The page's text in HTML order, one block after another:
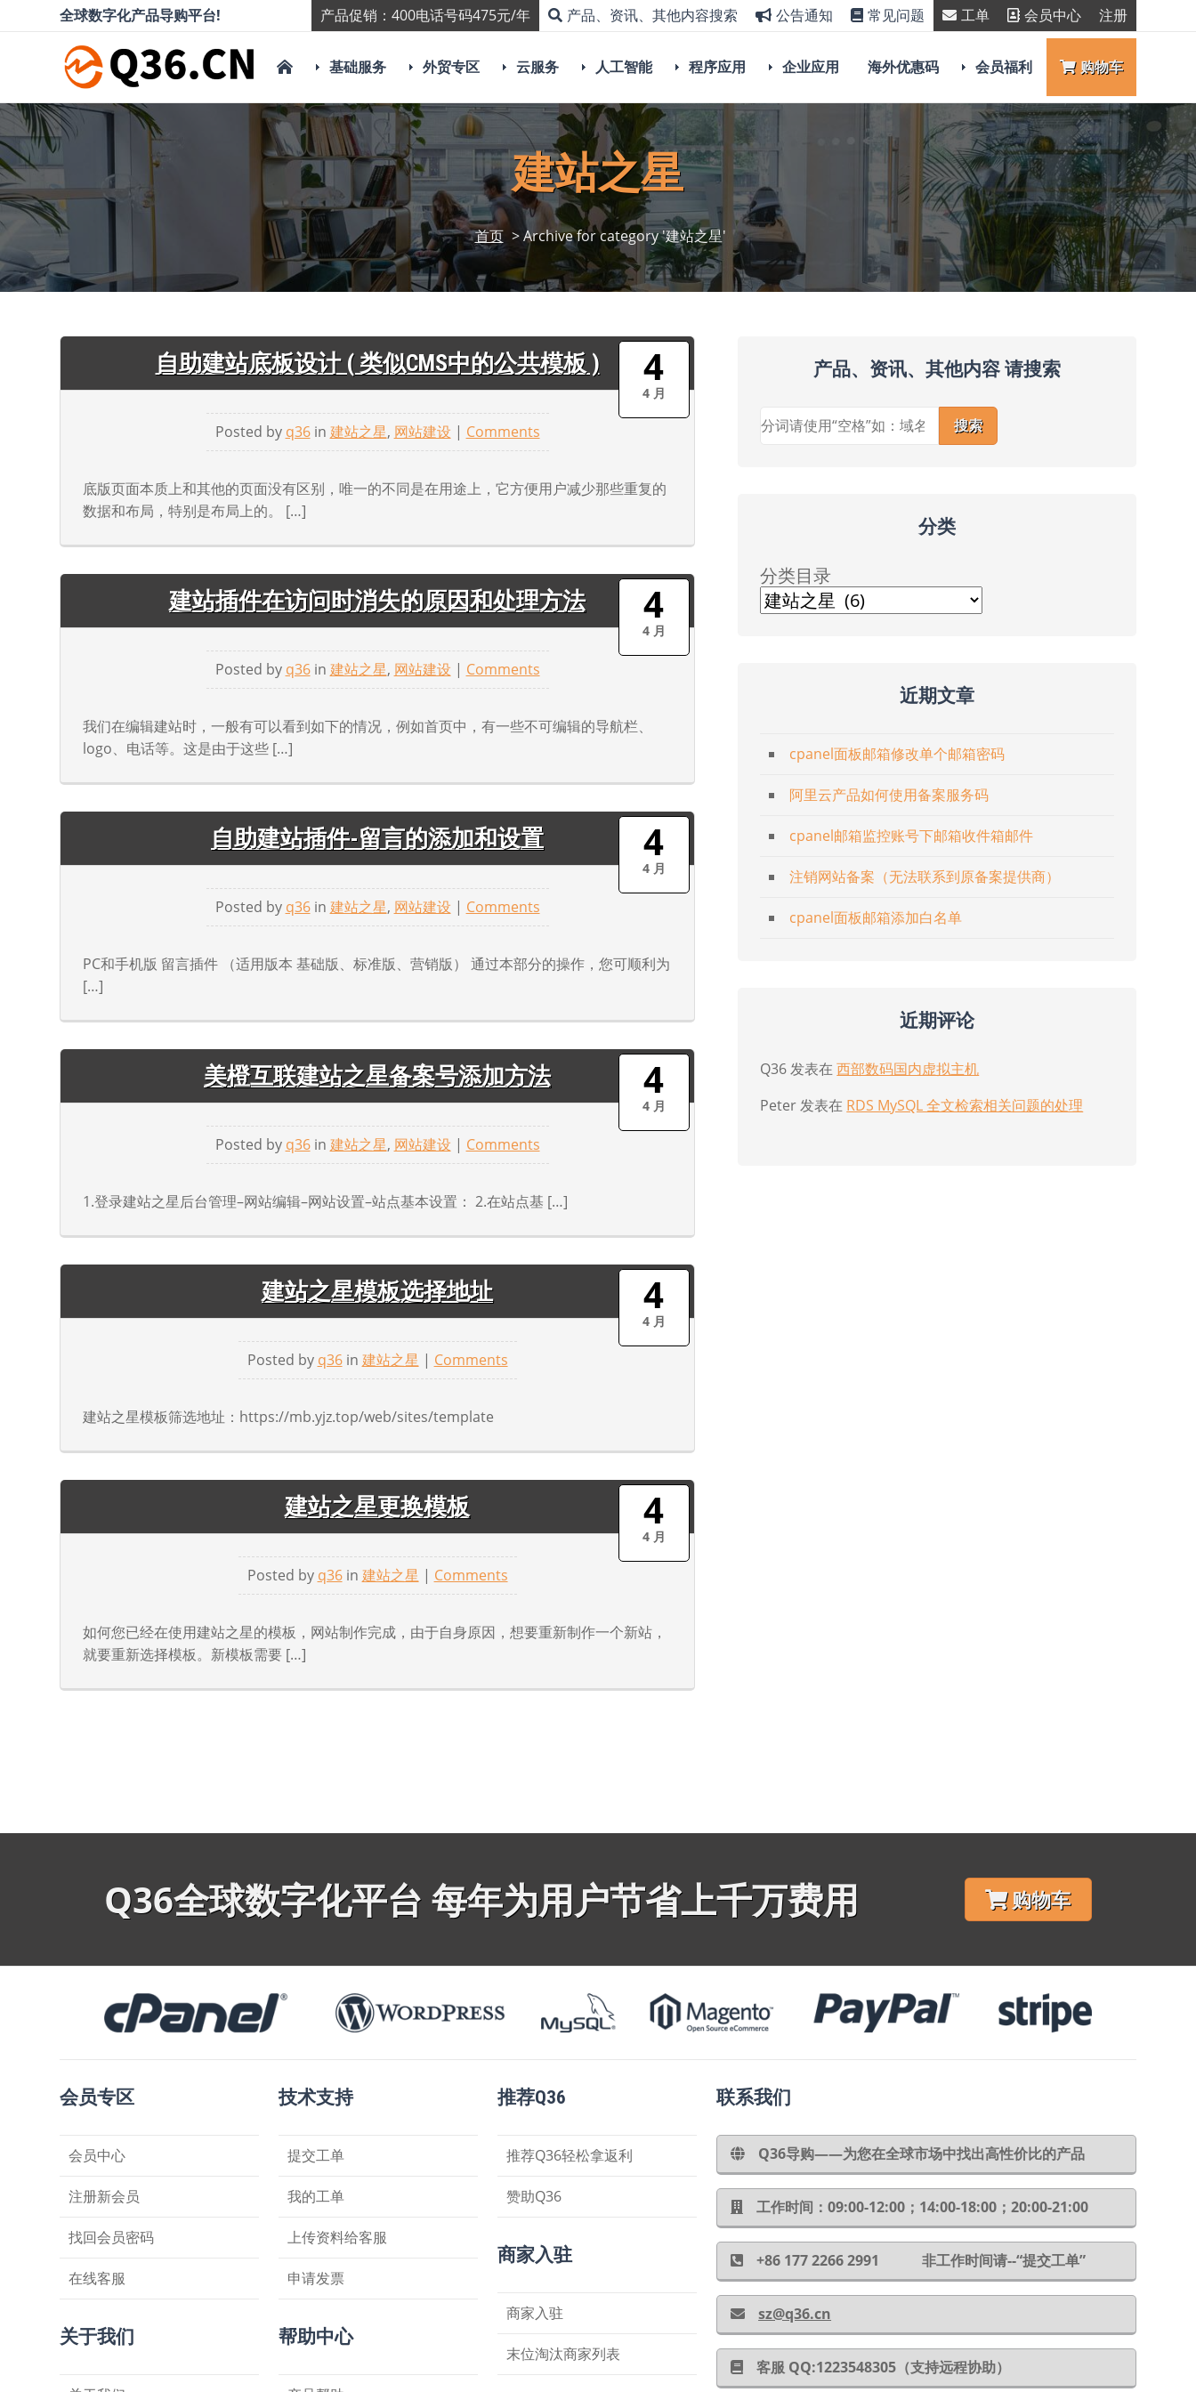
全球数字化产品导购平台! 产品促销：400电话号码475元/年 产品、资讯、其他内容搜索 公告通知 常见问题 工单 会员中心 注册
基础服务 外贸专区 云服务 人工智能 程序应用 企业应用 海外优惠码 会员福利 购物车
建站之星
首页 > Archive for category '建站之星'
4
4 月
自助建站底板设计 ( 类似CMS中的公共模板 )
Posted by q36in 建站之星, 网站建设 | Comments
底版页面本质上和其他的页面没有区别，唯一的不同是在用途上，它方便用户减少那些重复的
数据和布局，特别是布局上的。 […]
4
4 月
建站插件在访问时消失的原因和处理方法
Posted by q36in 建站之星, 网站建设 | Comments
我们在编辑建站时，一般有可以看到如下的情况，例如首页中，有一些不可编辑的导航栏、
logo、电话等。这是由于这些 […]
4
4 月
自助建站插件-留言的添加和设置
Posted by q36in 建站之星, 网站建设 | Comments
PC和手机版 留言插件 （适用版本 基础版、标准版、营销版） 通过本部分的操作，您可顺利为
[…]
4
4 月
美橙互联建站之星备案号添加方法
Posted by q36in 建站之星, 网站建设 | Comments
1.登录建站之星后台管理–网站编辑–网站设置–站点基本设置： 2.在站点基 […]
4
4 月
建站之星模板选择地址
Posted by q36in 建站之星 | Comments
建站之星模板筛选地址：https://mb.yjz.top/web/sites/template
4
4 月
建站之星更换模板
Posted by q36in 建站之星 | Comments
如何您已经在使用建站之星的模板，网站制作完成，由于自身原因，想要重新制作一个新站，
就要重新选择模板。新模板需要 […]
产品、资讯、其他内容 请搜索
搜索
分类
分类目录
近期文章
cpanel面板邮箱修改单个邮箱密码
阿里云产品如何使用备案服务码
cpanel邮箱监控账号下邮箱收件箱邮件
注销网站备案（无法联系到原备案提供商）
cpanel面板邮箱添加白名单
近期评论
Q36发表在西部数码国内虚拟主机
Peter发表在 RDS MySQL 全文检索相关问题的处理
Q36全球数字化平台 每年为用户节省上千万费用 购物车
会员专区
会员中心
注册新会员
找回会员密码
在线客服
关于我们
技术支持
提交工单
我的工单
上传资料给客服
申请发票
帮助中心
推荐Q36
推荐Q36轻松拿返利
赞助Q36
商家入驻
商家入驻
末位淘汰商家列表
联系我们
Q36导购——为您在全球市场中找出高性价比的产品
工作时间：09:00-12:00；14:00-18:00；20:00-21:00
+86 177 2266 2991 非工作时间请--“提交工单”
sz@q36.cn
客服 QQ:1223548305（支持远程协助）